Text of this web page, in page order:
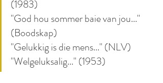
(1983)
"God hou sommer baie van jou..."
(Boodskap)
"Gelukkig is die mens..." (NLV)
"Welgeluksalig..." (1953)